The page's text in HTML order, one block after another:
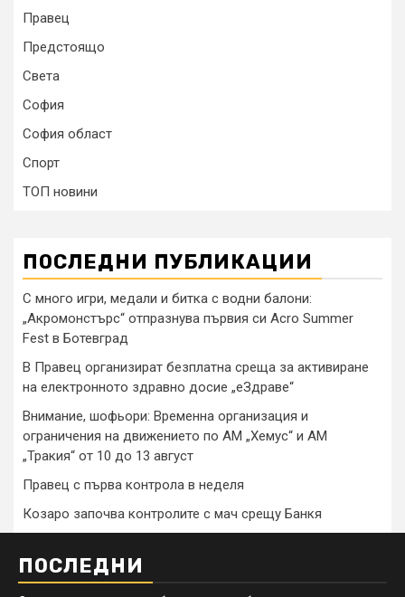
Правец
Предстоящо
Света
София
София област
Спорт
ТОП новини
ПОСЛЕДНИ ПУБЛИКАЦИИ
С много игри, медали и битка с водни балони:
„Акромонстърс“ отпразнува първия си Acro Summer
Fest в Ботевград
В Правец организират безплатна среща за активиране
на електронното здравно досие „еЗдраве“
Внимание, шофьори: Временна организация и
ограничения на движението по АМ „Хемус“ и АМ
„Тракия“ от 10 до 13 август
Правец с първа контрола в неделя
Козаро започва контролите с мач срещу Банкя
ПОСЛЕДНИ